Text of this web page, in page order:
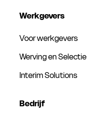
Werkgevers
Voor werkgevers
Werving en Selectie
Interim Solutions
Bedrijf